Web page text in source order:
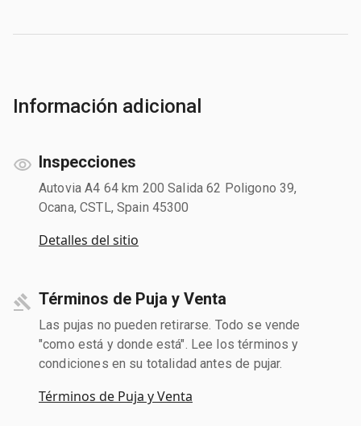
Información adicional
Inspecciones
Autovia A4 64 km 200 Salida 62 Poligono 39,
Ocana, CSTL, Spain 45300
Detalles del sitio
Términos de Puja y Venta
Las pujas no pueden retirarse. Todo se vende
"como está y donde está". Lee los términos y
condiciones en su totalidad antes de pujar.
Términos de Puja y Venta